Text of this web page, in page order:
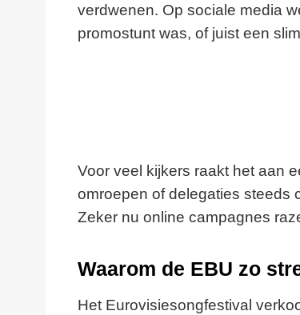
verdwenen. Op sociale media
promostunt was, of juist een
Voor veel kijkers raakt het aan
omroepen of delegaties steeds
Zeker nu online campagnes
Waarom de EBU zo
Het Eurovisiesongfestival